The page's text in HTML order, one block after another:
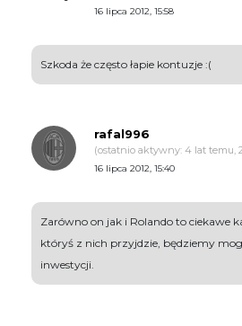
16 lipca 2012, 15:58
Szkoda że często łapie kontuzje :(
rafal996
(ostatnio aktywny: 4 lat temu,
16 lipca 2012, 15:40
Zarówno on jak i Rolando to ciekawe
któryś z nich przyjdzie, będziemy
inwestycji.